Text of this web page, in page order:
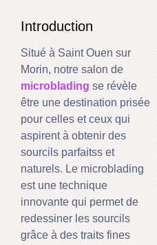
Introduction
Situé à Saint Ouen sur
Morin, notre salon de
microblading se révèle
être une destination prisée
pour celles et ceux qui
aspirent à obtenir des
sourcils parfaitss et
naturels. Le microblading
est une technique
innovante qui permet de
redessiner les sourcils
grâce à des traits fines